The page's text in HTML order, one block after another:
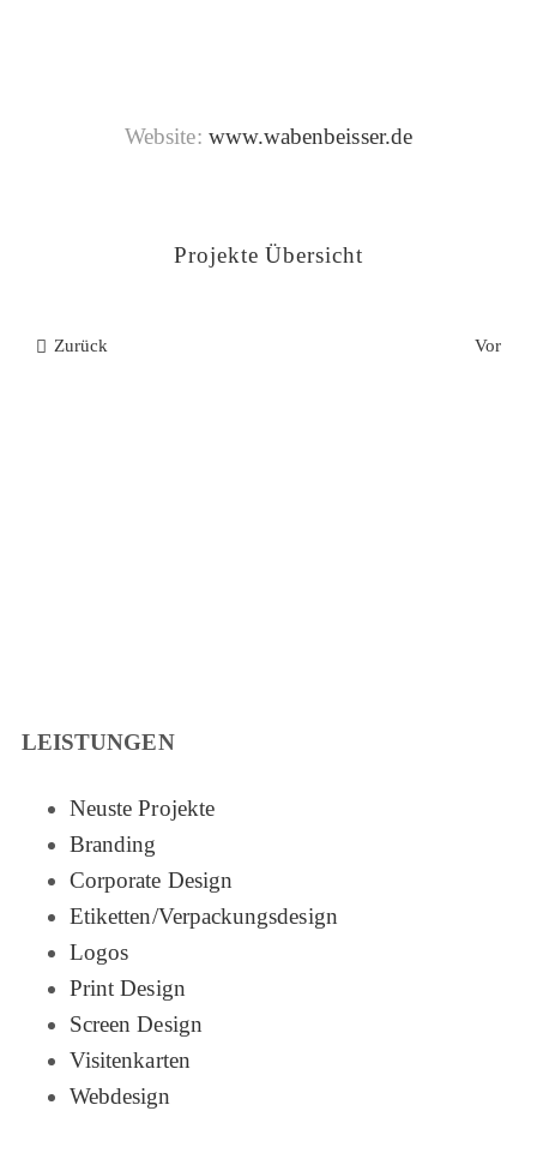
Website: www.wabenbeisser.de
Projekte Übersicht
Zurück Vor
LEISTUNGEN
Neuste Projekte
Branding
Corporate Design
Etiketten/Verpackungsdesign
Logos
Print Design
Screen Design
Visitenkarten
Webdesign